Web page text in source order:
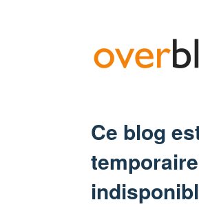
Ce blog